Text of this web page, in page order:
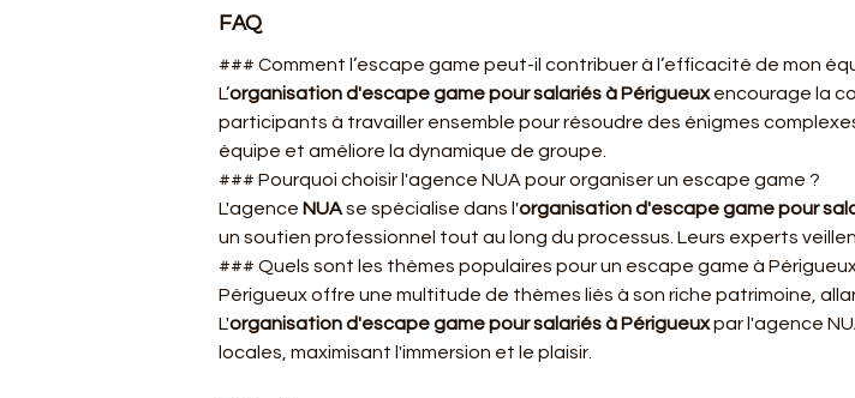
FAQ
### Comment l’escape game peut-il contribuer à l’efficacité de mon
L’organisation d'escape game pour salariés à Périgueux encourage la
participants à travailler ensemble pour résoudre des énigmes
équipe et améliore la dynamique de groupe.
### Pourquoi choisir l'agence NUA pour organiser un escape game ?
L'agence NUA se spécialise dans l'organisation d'escape game pour
un soutien professionnel tout au long du processus. Leurs experts
### Quels sont les thèmes populaires pour un escape game à
Périgueux offre une multitude de thèmes liés à son riche patrimoine,
L'organisation d'escape game pour salariés à Périgueux par l'agence
locales, maximisant l'immersion et le plaisir.